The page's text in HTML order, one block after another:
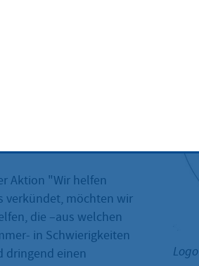
hat gemeinsam mit
im Sommer 2007 eine
und Unternehmer, sowie
Aktion "Wir helfen
verkündet, möchten wir
die –aus welchen
in Schwierigkeiten
dringend einen